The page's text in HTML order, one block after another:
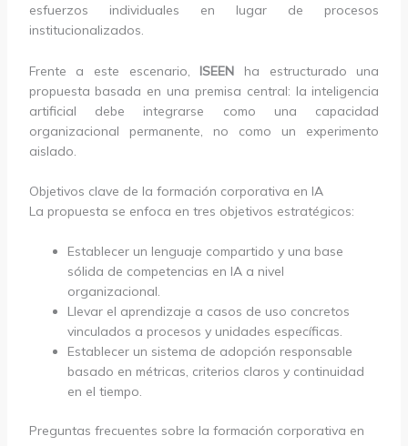
esfuerzos individuales en lugar de procesos
institucionalizados.
Frente a este escenario, ISEEN ha estructurado una
propuesta basada en una premisa central: la inteligencia
artificial debe integrarse como una capacidad
organizacional permanente, no como un experimento
aislado.
Objetivos clave de la formación corporativa en IA
La propuesta se enfoca en tres objetivos estratégicos:
Establecer un lenguaje compartido y una base
sólida de competencias en IA a nivel
organizacional.
Llevar el aprendizaje a casos de uso concretos
vinculados a procesos y unidades específicas.
Establecer un sistema de adopción responsable
basado en métricas, criterios claros y continuidad
en el tiempo.
Preguntas frecuentes sobre la formación corporativa en